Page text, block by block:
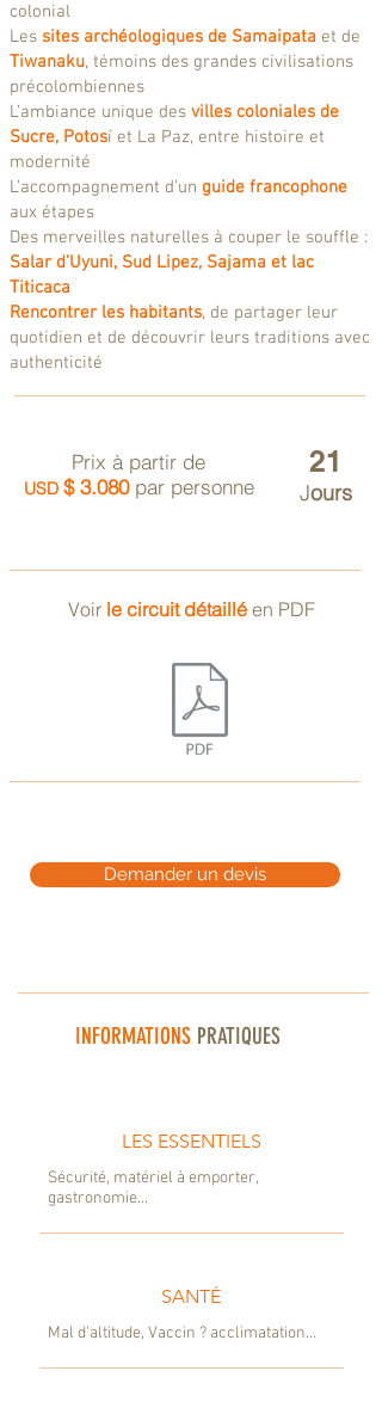
colonial
Les sites archéologiques de Samaipata et de
Tiwanaku, témoins des grandes civilisations
précolombiennes
L’ambiance unique des villes coloniales de
Sucre, Potosí et La Paz, entre histoire et
modernité
L’accompagnement d’un guide francophone
aux étapes
Des merveilles naturelles à couper le souffle :
Salar d’Uyuni, Sud Lipez, Sajama et lac
Titicaca
Rencontrer les habitants, de partager leur
quotidien et de découvrir leurs traditions avec
authenticité
Prix à partir de
USD $ 3.080 par personne
21
Jours
Voir le circuit détaillé en PDF
Demander un devis
INFORMATIONS PRATIQUES
LES ESSENTIELS
Sécurité, matériel à emporter,
gastronomie...
SANTÉ
Mal d'altitude, Vaccin ? acclimatation...